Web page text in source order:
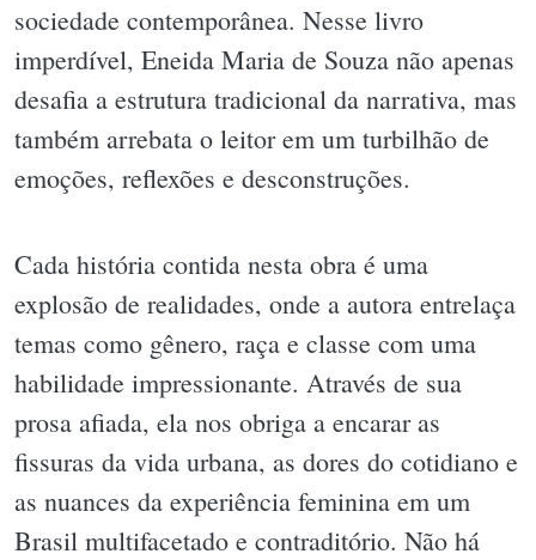
sociedade contemporânea. Nesse livro
imperdível, Eneida Maria de Souza não apenas
desafia a estrutura tradicional da narrativa, mas
também arrebata o leitor em um turbilhão de
emoções, reflexões e desconstruções.
Cada história contida nesta obra é uma
explosão de realidades, onde a autora entrelaça
temas como gênero, raça e classe com uma
habilidade impressionante. Através de sua
prosa afiada, ela nos obriga a encarar as
fissuras da vida urbana, as dores do cotidiano e
as nuances da experiência feminina em um
Brasil multifacetado e contraditório. Não há